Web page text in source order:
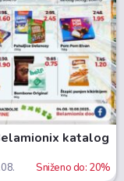
katalog
Sniženo do: 20%